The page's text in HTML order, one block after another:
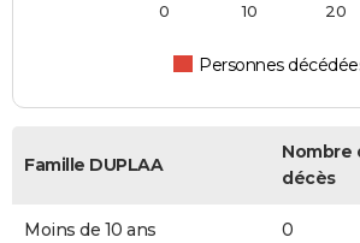
Personnes
0 10 20
Famille DUPLAA
Nombre
décès
Moins de 10 ans 0